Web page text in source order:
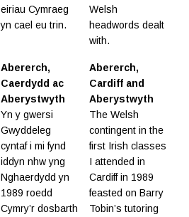
eiriau Cymraeg
yn cael eu trin.
Welsh
headwords dealt
with.
Abererch,
Caerdydd ac
Aberystwyth
Yn y gwersi
Gwyddeleg
cyntaf i mi fynd
iddyn nhw yng
Nghaerdydd yn
1989 roedd
Cymry’r dosbarth
Abererch,
Cardiff and
Aberystwyth
The Welsh
contingent in the
first Irish classes
I attended in
Cardiff in 1989
feasted on Barry
Tobin’s tutoring